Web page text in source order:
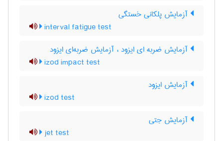
آزمایش پلکانی خستگی
interval fatigue test
آزمایش ضربه ای ایزود ، آزمایش ضربه‌ای ایزود
izod impact test
آزمایش ایزود
izod test
آزمایش جتی
jet test